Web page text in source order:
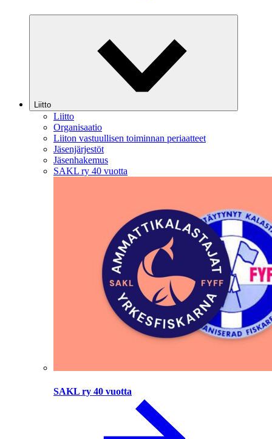
Liitto
Liitto
Organisaatio
Liiton vastuullisen toiminnan periaatteet
Jäsenjärjestöt
Jäsenhakemus
SAKL ry 40 vuotta
SAKL ry 40 vuotta